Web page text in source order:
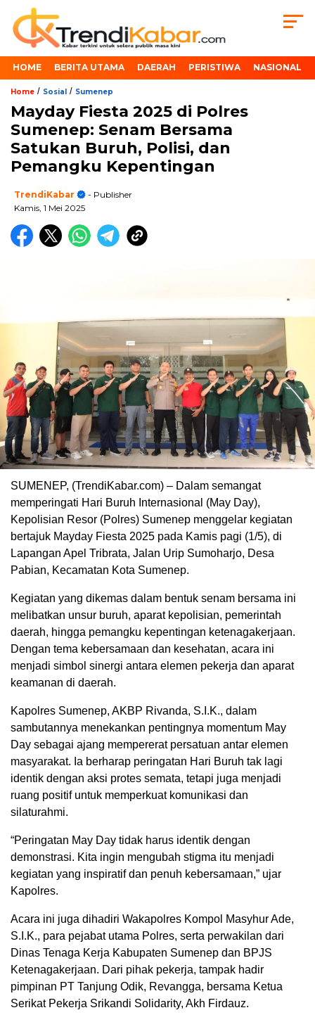
HOME BERITA UTAMA DAERAH PERISTIWA NASIONAL
Home / Sosial / Sumenep
Mayday Fiesta 2025 di Polres
Sumenep: Senam Bersama
Satukan Buruh, Polisi, dan
Pemangku Kepentingan
TrendiKabar
- Publisher
Kamis, 1 Mei 2025
SUMENEP, (TrendiKabar.com) – Dalam semangat
memperingati Hari Buruh Internasional (May Day),
Kepolisian Resor (Polres) Sumenep menggelar kegiatan
bertajuk Mayday Fiesta 2025 pada Kamis pagi (1/5), di
Lapangan Apel Tribrata, Jalan Urip Sumoharjo, Desa
Pabian, Kecamatan Kota Sumenep.
Kegiatan yang dikemas dalam bentuk senam bersama ini
melibatkan unsur buruh, aparat kepolisian, pemerintah
daerah, hingga pemangku kepentingan ketenagakerjaan.
Dengan tema kebersamaan dan kesehatan, acara ini
menjadi simbol sinergi antara elemen pekerja dan aparat
keamanan di daerah.
Kapolres Sumenep, AKBP Rivanda, S.I.K., dalam
sambutannya menekankan pentingnya momentum May
Day sebagai ajang mempererat persatuan antar elemen
masyarakat. Ia berharap peringatan Hari Buruh tak lagi
identik dengan aksi protes semata, tetapi juga menjadi
ruang positif untuk memperkuat komunikasi dan
silaturahmi.
“Peringatan May Day tidak harus identik dengan
demonstrasi. Kita ingin mengubah stigma itu menjadi
kegiatan yang inspiratif dan penuh kebersamaan,” ujar
Kapolres.
Acara ini juga dihadiri Wakapolres Kompol Masyhur Ade,
S.I.K., para pejabat utama Polres, serta perwakilan dari
Dinas Tenaga Kerja Kabupaten Sumenep dan BPJS
Ketenagakerjaan. Dari pihak pekerja, tampak hadir
pimpinan PT Tanjung Odik, Revangga, bersama Ketua
Serikat Pekerja Srikandi Solidarity, Akh Firdauz.